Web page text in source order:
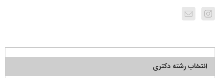
انتخاب رشته دکتری